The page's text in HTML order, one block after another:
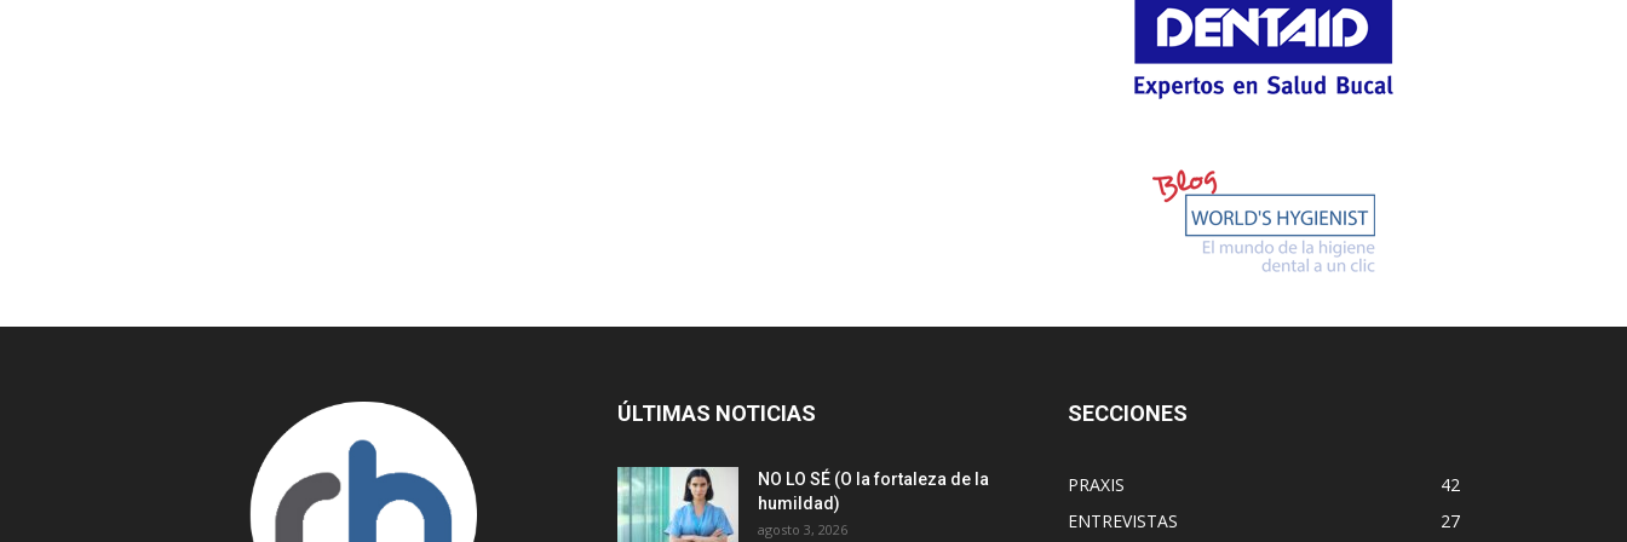
ÚLTIMAS NOTICIAS
NO LO SÉ (O la fortaleza de la
humildad)
agosto 3, 2026
SECCIONES
PRAXIS
42
ENTREVISTAS
27